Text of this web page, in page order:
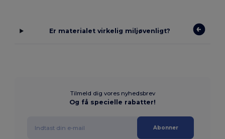
Er materialet virkelig miljøvenligt?
Tilmeld dig vores nyhedsbrev
Og få specielle rabatter!
Abonner